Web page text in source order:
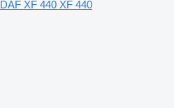
DAF XF 440 XF 440